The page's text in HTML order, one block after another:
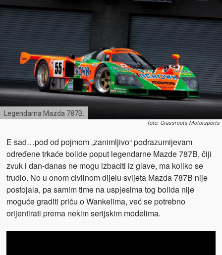
Legendarna Mazda 787B.
foto: Grassroots Motorsports
E sad…pod od pojmom „zanimljivo“ podrazumijevam
određene trkaće bolide poput legendarne Mazde 787B, čiji
zvuk i dan-danas ne mogu izbaciti iz glave, ma koliko se
trudio. No u onom civilnom dijelu svijeta Mazda 787B nije
postojala, pa samim time na uspjesima tog bolida nije
moguće graditi priču o Wankelima, već se potrebno
orijentirati prema nekim serijskim modelima.